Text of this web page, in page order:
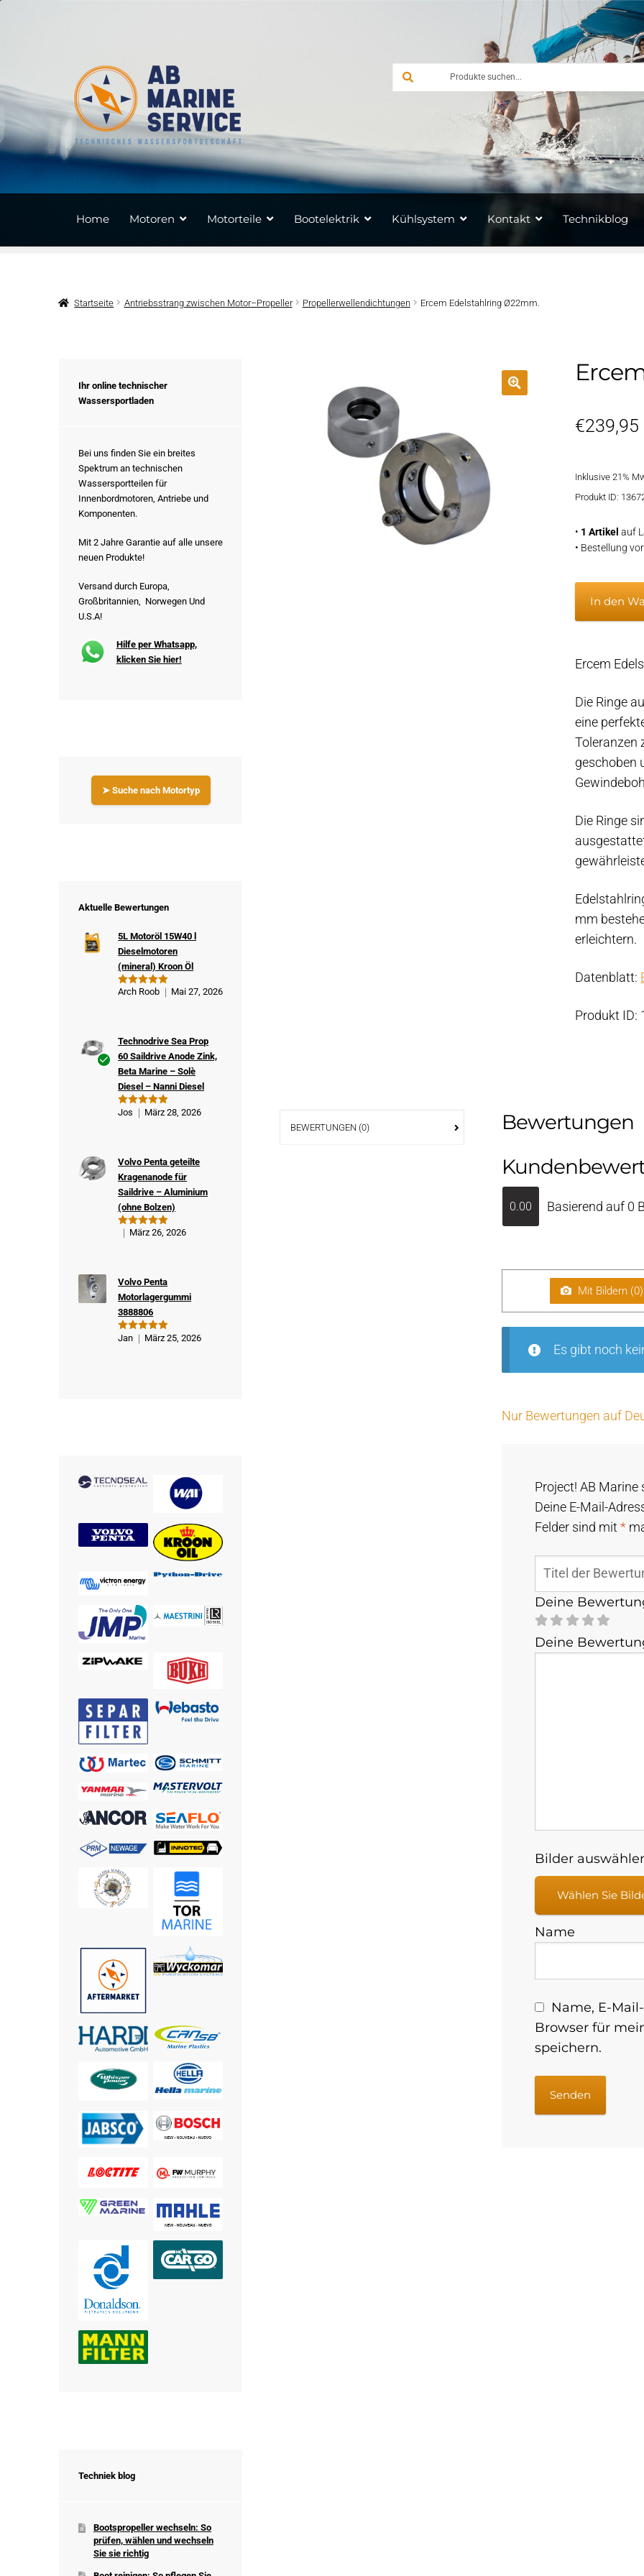
Home Motoren Motorteile Bootelektrik Kühlsystem Kontakt Technikblog
Startseite Antriebsstrang zwischen Motor–Propeller Propellerwellendichtungen Ercem Edelstahlring Ø22mm.
€239,95
Inklusive 21%
Produkt ID:
• 1 Artikel auf
• Bestellung
In den
Ercem
Die Ringe
eine
Toleranzen
geschoben
Die Ringe
mm
erleichtern.
Datenblatt:
Produkt ID:
BEWERTUNGEN (0)
Bewertungen
0.00 Basierend auf 0
Mit Bildern (0)
Es gibt noch
Nur Bewertungen auf
Project! AB Marine
Deine E-Mail-
Felder sind mit *
Deine
Deine
Bilder
Wählen Sie
Name
Name, E-
Browser für
speichern.
Ihr online technischer
Wassersportladen
Bei uns finden Sie ein breites
Spektrum an technischen
Wassersportteilen für
Innenbordmotoren, Antriebe und
Komponenten.
Mit 2 Jahre Garantie auf alle unsere
neuen Produkte!
Versand durch Europa,
Großbritannien, Norwegen Und
U.S.A!
Hilfe per Whatsapp,
klicken Sie hier!
➤ Suche nach Motortyp
Aktuelle Bewertungen
Bewertet
5L Motoröl 15W40 l
Dieselmotoren
(mineral) Kroon Öl
Arch Roob Mai 27, 2026
r
Bewertet
Technodrive Sea Prop
60 Saildrive Anode Zink,
Beta Marine – Solè
Diesel – Nanni Diesel
Jos März 28, 2026
Bewertet
Volvo Penta geteilte
Kragenanode für
Saildrive – Aluminium
(ohne Bolzen)
März 26, 2026
Bewertet
Volvo Penta
Motorlagergummi
3888806
Jan März 25, 2026
Techniek blog
Bootspropeller wechseln: So
prüfen, wählen und wechseln
Sie sie richtig